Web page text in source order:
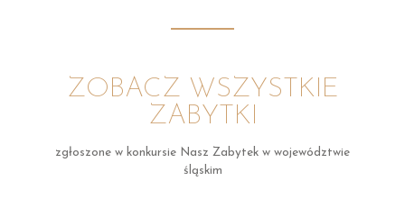
ZOBACZ WSZYSTKIE
ZABYTKI
zgłoszone w konkursie Nasz Zabytek w województwie
śląskim